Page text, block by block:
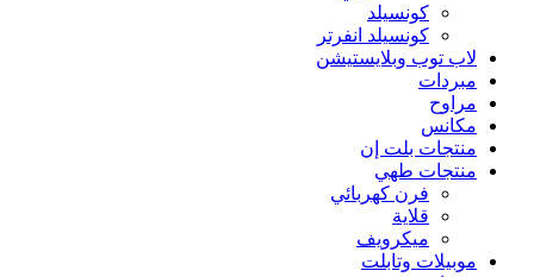
كونسيلد
كونسيلد انفرتر
لاب توب وبلايستيشن
مبردات
مراوح
مكانس
منتجات بلت إن
منتجات طهي
فرن كهربائي
قلاية
ميكرويف
موبيلات وتابلت